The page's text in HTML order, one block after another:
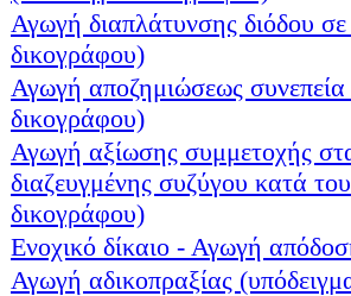
Αγωγή διαπλάτυνσης διόδου σε
δικογράφου)
Αγωγή αποζημιώσεως
δικογράφου)
Αγωγή αξίωσης συμμετοχής
διαζευγμένης συζύγου κατά
δικογράφου)
Ενοχικό δίκαιο - Αγωγή
Αγωγή αδικοπραξίας